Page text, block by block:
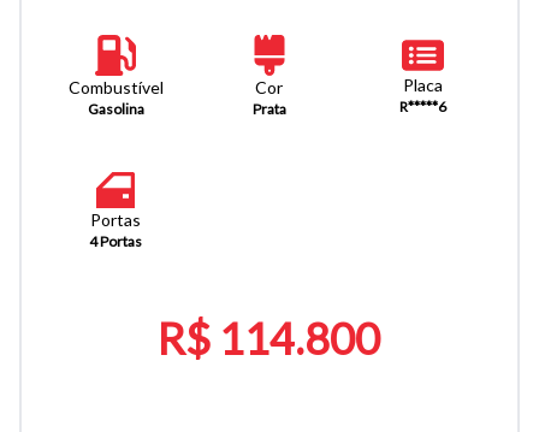
Combustível
Gasolina
Cor
Prata
Placa
R*****6
Portas
4 Portas
R$ 114.800